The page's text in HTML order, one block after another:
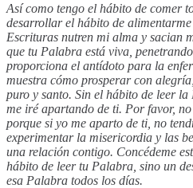
Así como tengo el hábito de comer
desarrollar el hábito de
Escrituras nutren mi alma y sacian
que tu Palabra está viva,
proporciona el antídoto para la
muestra cómo prosperar con
puro y santo. Sin el hábito de leer
me iré apartando de ti. Por favor, no
porque si yo me aparto de ti, no
experimentar la misericordia y las
una relación contigo. Concédeme
hábito de leer tu Palabra, sino un
esa Palabra todos los días.